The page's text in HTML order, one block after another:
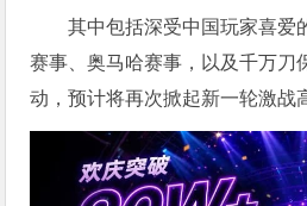
其中包括深受中国玩家喜爱
赛事、奥马哈赛事，以及千万刀
动，预计将再次掀起新一轮激战